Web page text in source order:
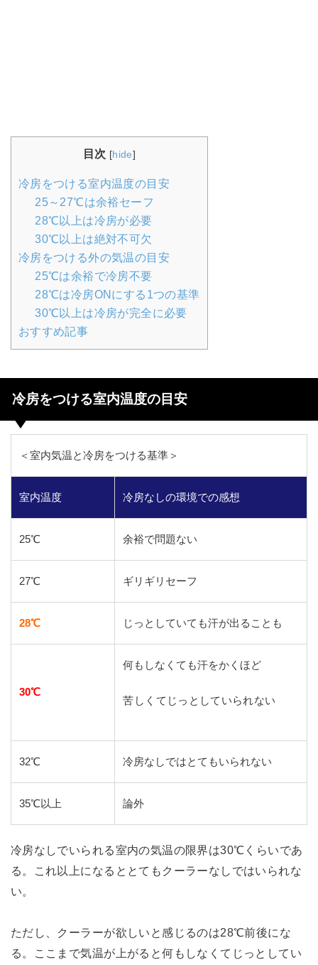
目次 [hide]
冷房をつける室内温度の目安
25～27℃は余裕セーフ
28℃以上は冷房が必要
30℃以上は絶対不可欠
冷房をつける外の気温の目安
25℃は余裕で冷房不要
28℃は冷房ONにする1つの基準
30℃以上は冷房が完全に必要
おすすめ記事
冷房をつける室内温度の目安
＜室内気温と冷房をつける基準＞
室内温度 冷房なしの環境での感想
25℃ 余裕で問題ない
27℃ ギリギリセーフ
28℃ じっとしていても汗が出ることも
30℃
何もしなくても汗をかくほど
苦しくてじっとしていられない
32℃ 冷房なしではとてもいられない
35℃以上 論外
冷房なしでいられる室内の気温の限界は30℃くらいであ
る。これ以上になるととてもクーラーなしではいられな
い。
ただし、クーラーが欲しいと感じるのは28℃前後にな
る。ここまで気温が上がると何もしなくてじっとしてい